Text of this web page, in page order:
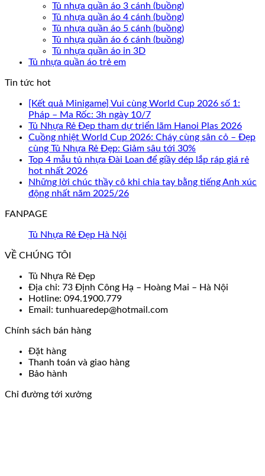
Tủ nhựa quần áo 3 cánh (buồng)
Tủ nhựa quần áo 4 cánh (buồng)
Tủ nhựa quần áo 5 cánh (buồng)
Tủ nhựa quần áo 6 cánh (buồng)
Tủ nhựa quần áo in 3D
Tủ nhựa quần áo trẻ em
Tin tức hot
[Kết quả Minigame] Vui cùng World Cup 2026 số 1:
Pháp – Ma Rốc: 3h ngày 10/7
Tủ Nhựa Rẻ Đẹp tham dự triển lãm Hanoi Plas 2026
Cuồng nhiệt World Cup 2026: Cháy cùng sân cỏ – Đẹp
cùng Tủ Nhựa Rẻ Đẹp: Giảm sâu tới 30%
Top 4 mẫu tủ nhựa Đài Loan để giầy dép lắp ráp giá rẻ
hot nhất 2026
Những lời chúc thầy cô khi chia tay bằng tiếng Anh xúc
động nhất năm 2025/26
FANPAGE
Tủ Nhựa Rẻ Đẹp Hà Nội
VỀ CHÚNG TÔI
Tủ Nhựa Rẻ Đẹp
Địa chỉ: 73 Định Công Hạ – Hoàng Mai – Hà Nội
Hotline: 094.1900.779
Email: tunhuaredep@hotmail.com
Chính sách bán hàng
Đặt hàng
Thanh toán và giao hàng
Bảo hành
Chỉ đường tới xưởng